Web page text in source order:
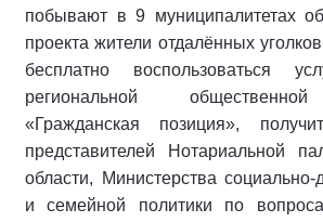
побывают в 9 муниципалитетах
проекта жители отдалённых
бесплатно воспользоваться
региональной
«Гражданская позиция»,
представителей Нотариальной
области, Министерства социально-
и семейной политики по